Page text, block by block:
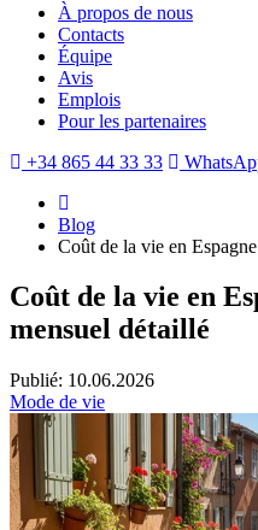
À propos de nous
Contacts
Équipe
Avis
Emplois
Pour les partenaires
+34 865 44 33 33
Blog
Coût de la vie en
Coût de la vie en
mensuel détaillé
Publié: 10.06.2026
Mode de vie